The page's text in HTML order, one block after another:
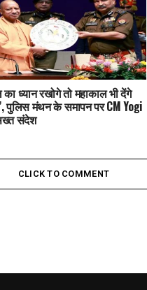
का ध्यान रखोगे तो महाकाल भी देंगे
पुलिस मंथन के समापन पर CM Yogi
संदेश
CLICK TO COMMENT